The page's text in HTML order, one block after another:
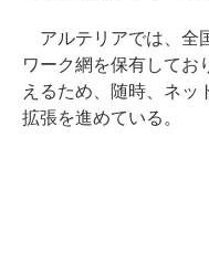
アルテリアでは、全
ワーク網を保有してお
えるため、随時、ネッ
拡張を進めている。